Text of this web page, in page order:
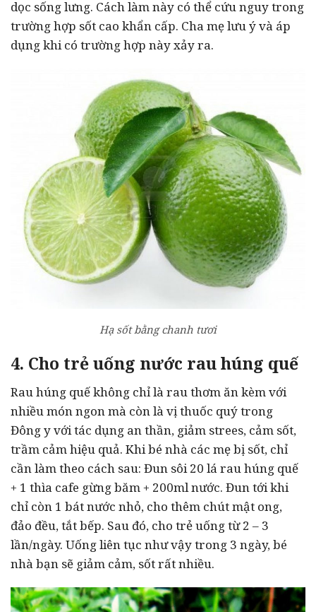
dọc sống lưng. Cách làm này có thể cứu nguy trong
trường hợp sốt cao khẩn cấp. Cha mẹ lưu ý và áp
dụng khi có trường hợp này xảy ra.
Hạ sốt bằng chanh tươi
4. Cho trẻ uống nước rau húng quế
Rau húng quế không chỉ là rau thơm ăn kèm với
nhiều món ngon mà còn là vị thuốc quý trong
Đông y với tác dụng an thần, giảm strees, cảm sốt,
trầm cảm hiệu quả. Khi bé nhà các mẹ bị sốt, chỉ
cần làm theo cách sau: Đun sôi 20 lá rau húng quế
+ 1 thìa cafe gừng băm + 200ml nước. Đun tới khi
chỉ còn 1 bát nước nhỏ, cho thêm chút mật ong,
đảo đều, tắt bếp. Sau đó, cho trẻ uống từ 2 – 3
lần/ngày. Uống liên tục như vậy trong 3 ngày, bé
nhà bạn sẽ giảm cảm, sốt rất nhiều.